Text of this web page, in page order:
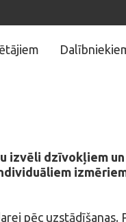
izvēli dzīvokļiem
pēc uzstādīšanas.